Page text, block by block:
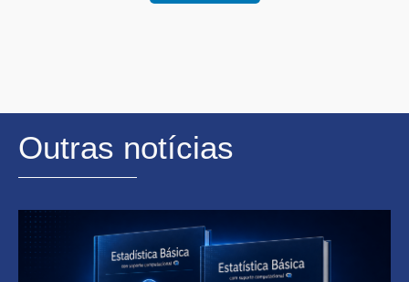
Outras notícias